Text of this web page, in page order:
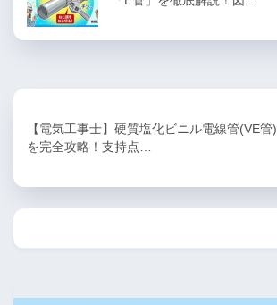
【電気工事士】硬質塩化ビニル電線管(VE管)
を完全攻略！支持点…